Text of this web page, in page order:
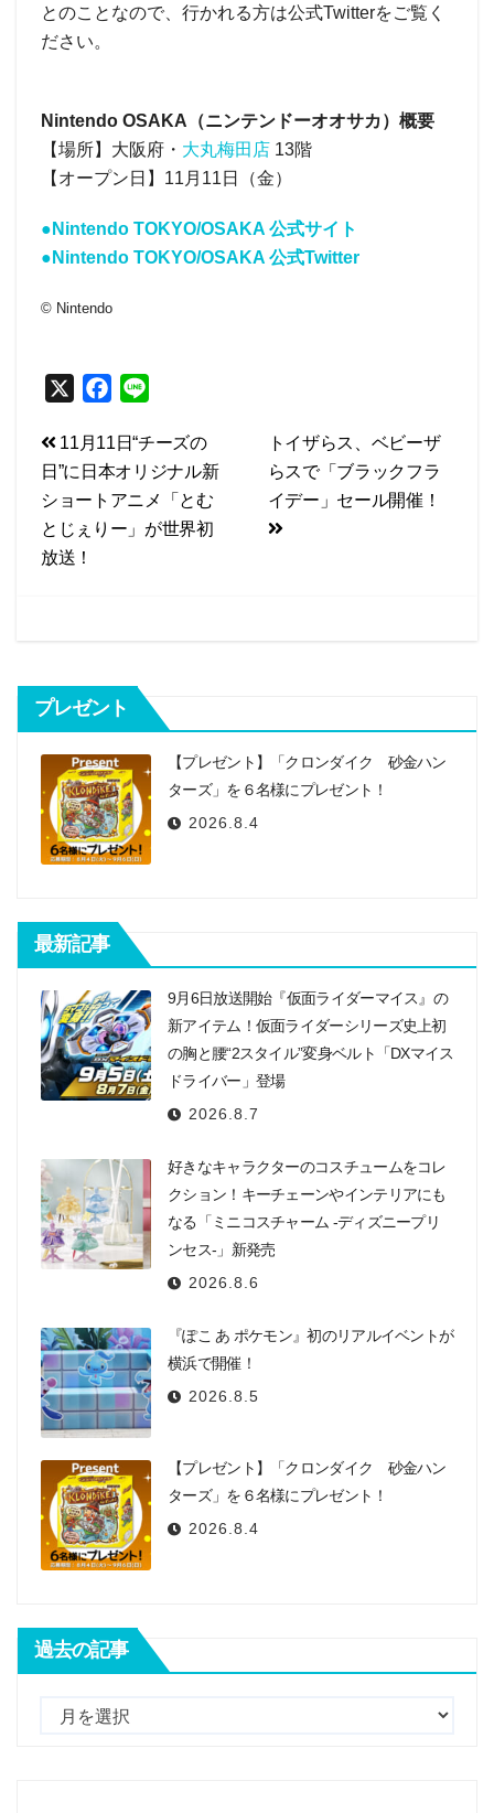
とのことなので、行かれる方は公式Twitterをご覧く
ださい。
Nintendo OSAKA（ニンテンドーオオサカ）概要
【場所】大阪府・ 大丸梅田店 13階
【オープン日】11月11日（金）
●Nintendo TOKYO/OSAKA 公式サイト
●Nintendo TOKYO/OSAKA 公式Twitter
© Nintendo
c
e
b
o
n
e
投
稿
ナ
ビ
シ
ョ
ン
トイザらス、ベビーザ
らスで「ブラックフラ
イデー」セール開催！
11月11日“チーズの
日”に日本オリジナル新
ショートアニメ「とむ
とじぇりー」が世界初
放送！
プレゼント
【プレゼント】「クロンダイク 砂金ハン
ターズ」を６名様にプレゼント！
2026.8.4
最新記事
9月6日放送開始『仮面ライダーマイス』の
新アイテム！仮面ライダーシリーズ史上初
の胸と腰“2スタイル”変身ベルト「DXマイス
ドライバー」登場
2026.8.7
好きなキャラクターのコスチュームをコレ
クション！キーチェーンやインテリアにも
なる「ミニコスチャーム -ディズニープリ
ンセス-」新発売
2026.8.6
『ぽこ あ ポケモン』初のリアルイベントが
横浜で開催！
2026.8.5
【プレゼント】「クロンダイク 砂金ハン
ターズ」を６名様にプレゼント！
2026.8.4
過去の記事